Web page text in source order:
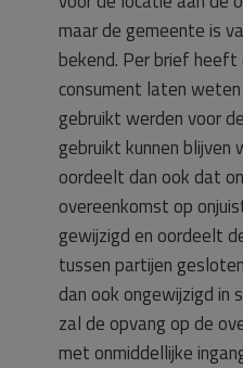
maar de gemeente is
bekend. Per brief
consument laten
gebruikt werden voor
gebruikt kunnen blijven
oordeelt dan ook dat
overeenkomst op
gewijzigd en oordeelt
tussen partijen
dan ook ongewijzigd in
zal de opvang op de
met onmiddellijke